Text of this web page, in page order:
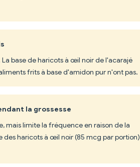
base de haricots à œil noir de l'acarajé
frits à base d'amidon pur n'ont pas.
la grossesse
mais limite la fréquence en raison de la
des haricots à œil noir (85 mcg par portion)